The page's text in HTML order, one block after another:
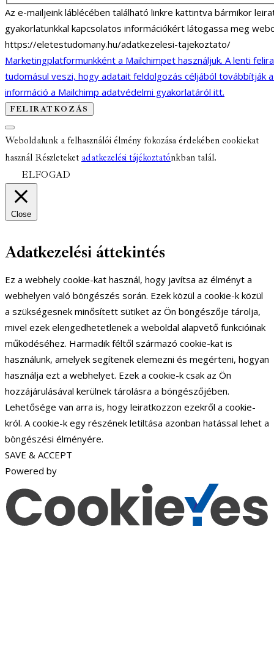
Az e-mailjeink láblécében található linkre kattintva bármikor
gyakorlatunkkal kapcsolatos információkért látogassa meg
https://eletestudomany.hu/adatkezelesi-tajekoztato/
Marketingplatformunkként a Mailchimpet használjuk. A lenti
tudomásul veszi, hogy adatait feldolgozás céljából továbbítják
információ a Mailchimp adatvédelmi gyakorlatáról itt.
Weboldalunk a felhasználói élmény fokozása érdekében cookiekat
használ Részleteket adatkezelési tájékoztatónkban talál.
ELFOGAD
Close
Adatkezelési áttekintés
Ez a webhely cookie-kat használ, hogy javítsa az élményt a
webhelyen való böngészés során. Ezek közül a cookie-k közül
a szükségesnek minősített sütiket az Ön böngészője tárolja,
mivel ezek elengedhetetlenek a weboldal alapvető funkcióinak
működéséhez. Harmadik féltől származó cookie-kat is
használunk, amelyek segítenek elemezni és megérteni, hogyan
használja ezt a webhelyet. Ezek a cookie-k csak az Ön
hozzájárulásával kerülnek tárolásra a böngészőjében.
Lehetősége van arra is, hogy leiratkozzon ezekről a cookie-
król. A cookie-k egy részének letiltása azonban hatással lehet a
böngészési élményére.
SAVE & ACCEPT
Powered by